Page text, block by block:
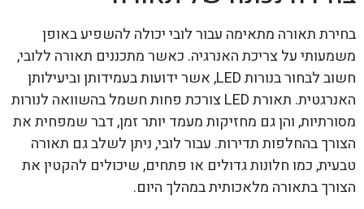
בחירת תאורה מתאימה עבור לובי יכולה להשפיע באופן
משמעותי על צריכת האנרגיה. כאשר מתכננים תאורה ללובי,
חשוב לבחור בנורות LED, אשר ידועות בעמידותן וביעילותן
האנרגטית. תאורת LED צורכת פחות חשמל בהשוואה לנורות
מסורתיות, והן גם מחזיקות מעמד יותר זמן, דבר שמפחית את
הצורך בהחלפות תדירות. עבור לובי, ניתן לשלב גם תאורה
טבעית, כמו חלונות גדולים או פתחים, שיכולים להקטין את
הצורך בתאורה מלאכותית במהלך היום.